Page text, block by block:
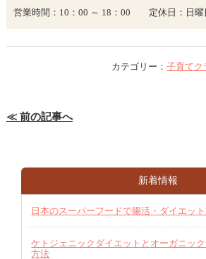
営業時間：10：00 ～ 18：00 定休日：日曜
カテゴリー：子育てク
≪ 前の記事へ
新着情報
日本のスーパーフードで腸活・ダイエッ
ケトジェニックダイエットとオーガニッ
方法